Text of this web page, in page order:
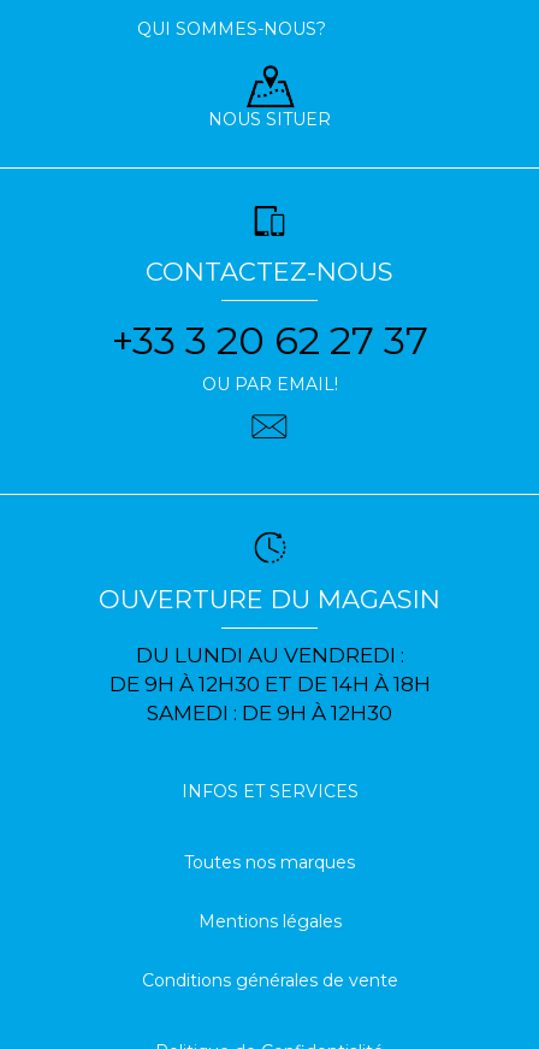
QUI SOMMES-NOUS?
NOUS SITUER
CONTACTEZ-NOUS
+33 3 20 62 27 37
OU PAR EMAIL!
OUVERTURE DU MAGASIN
DU LUNDI AU VENDREDI :
DE 9H À 12H30 ET DE 14H À 18H
SAMEDI : DE 9H À 12H30
INFOS ET SERVICES
Toutes nos marques
Mentions légales
Conditions générales de vente